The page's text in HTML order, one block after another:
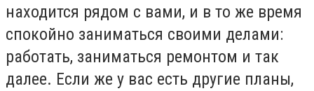
находится рядом с вами, и в то же время
спокойно заниматься своими делами:
работать, заниматься ремонтом и так
далее. Если же у вас есть другие планы,